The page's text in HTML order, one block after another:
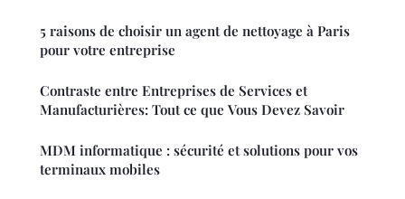
5 raisons de choisir un agent de nettoyage à Paris
pour votre entreprise
Contraste entre Entreprises de Services et
Manufacturières: Tout ce que Vous Devez Savoir
MDM informatique : sécurité et solutions pour vos
terminaux mobiles